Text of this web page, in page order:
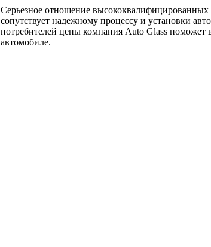
Серьезное отношение высококвалифицированных
сопутствует надежному процессу и установки
потребителей цены компания Auto Glass поможет
автомобиле.